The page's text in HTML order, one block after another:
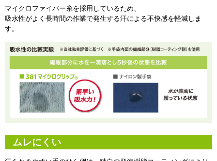
マイクロファイバー糸を採用しているため、
吸水性がよく長時間の作業で発生する汗による不快感を軽減しま
す。
ムレにくい